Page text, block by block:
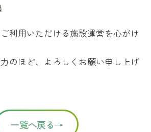
利用いただける施設運営を心がけ
のほど、よろしくお願い申し上げ
一覧へ戻る→